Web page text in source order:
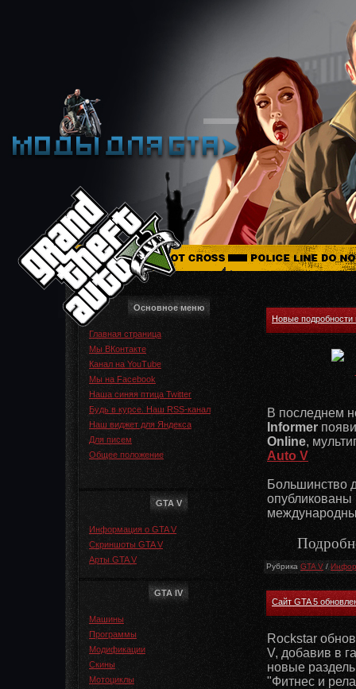
Основное меню
Главная страница
Мы ВКонтакте
Канал на YouTube
Мы на Facebook
Наша синяя птица Twitter
Будь в курсе. Наш RSS-канал
Наш виджет для Яндекса
Для писем
Общее положение
GTA V
Информация о GTA V
Скриншоты GTA V
Арты GTA V
GTA IV
Машины
Программы
Модификации
Скины
Мотоциклы
Новые подробности
В последнем
Informer
Online,
Auto V
Большинство
Рубрика GTA V /
Сайт GTA 5
Rockstar
V, добавив в
новые
"Фитнес и